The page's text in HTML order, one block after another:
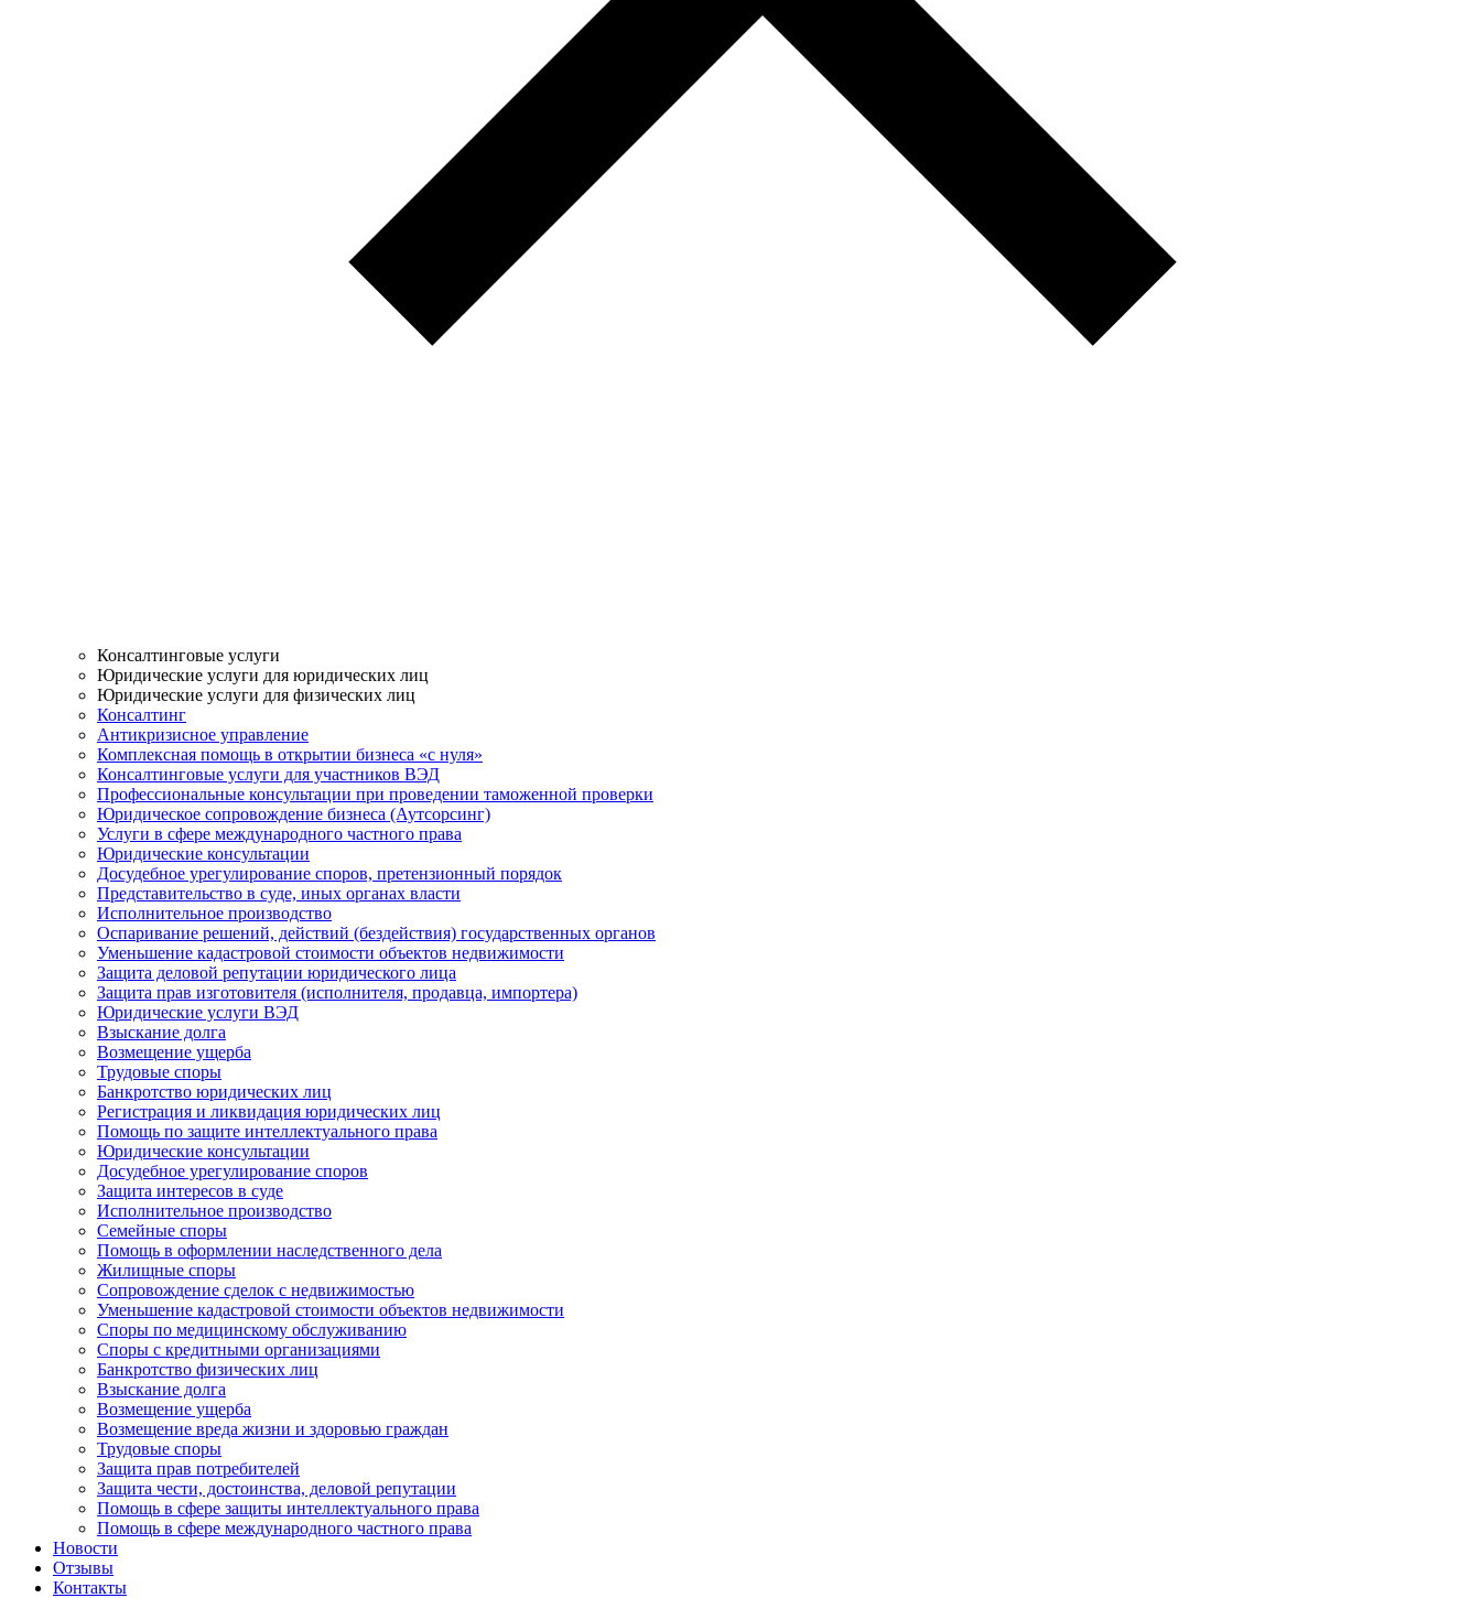
Консалтинговые услуги
Юридические услуги для юридических лиц
Юридические услуги для физических лиц
Консалтинг
Антикризисное управление
Комплексная помощь в открытии бизнеса «с нуля»
Консалтинговые услуги для участников ВЭД
Профессиональные консультации при проведении таможенной проверки
Юридическое сопровождение бизнеса (Аутсорсинг)
Услуги в сфере международного частного права
Юридические консультации
Досудебное урегулирование споров, претензионный порядок
Представительство в суде, иных органах власти
Исполнительное производство
Оспаривание решений, действий (бездействия) государственных органов
Уменьшение кадастровой стоимости объектов недвижимости
Защита деловой репутации юридического лица
Защита прав изготовителя (исполнителя, продавца, импортера)
Юридические услуги ВЭД
Взыскание долга
Возмещение ущерба
Трудовые споры
Банкротство юридических лиц
Регистрация и ликвидация юридических лиц
Помощь по защите интеллектуального права
Юридические консультации
Досудебное урегулирование споров
Защита интересов в суде
Исполнительное производство
Семейные споры
Помощь в оформлении наследственного дела
Жилищные споры
Сопровождение сделок с недвижимостью
Уменьшение кадастровой стоимости объектов недвижимости
Споры по медицинскому обслуживанию
Споры с кредитными организациями
Банкротство физических лиц
Взыскание долга
Возмещение ущерба
Возмещение вреда жизни и здоровью граждан
Трудовые споры
Защита прав потребителей
Защита чести, достоинства, деловой репутации
Помощь в сфере защиты интеллектуального права
Помощь в сфере международного частного права
Новости
Отзывы
Контакты